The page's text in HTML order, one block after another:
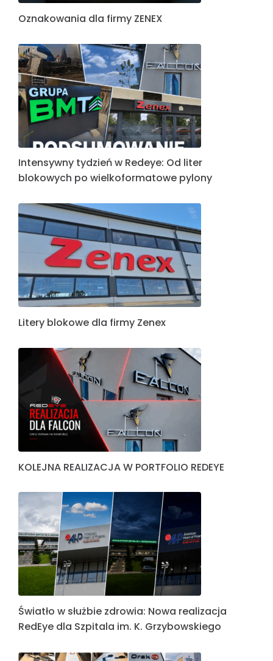
Oznakowania dla firmy ZENEX
Intensywny tydzień w Redeye: Od liter
blokowych po wielkoformatowe pylony
Litery blokowe dla firmy Zenex
KOLEJNA REALIZACJA W PORTFOLIO REDEYE
Światło w służbie zdrowia: Nowa realizacja
RedEye dla Szpitala im. K. Grzybowskiego